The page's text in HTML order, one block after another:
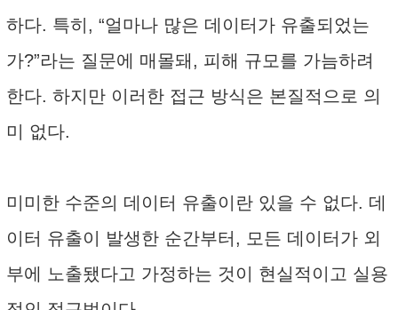
하다. 특히, “얼마나 많은 데이터가 유출되었는
가?”라는 질문에 매몰돼, 피해 규모를 가늠하려
한다. 하지만 이러한 접근 방식은 본질적으로 의
미 없다.
미미한 수준의 데이터 유출이란 있을 수 없다. 데
이터 유출이 발생한 순간부터, 모든 데이터가 외
부에 노출됐다고 가정하는 것이 현실적이고 실용